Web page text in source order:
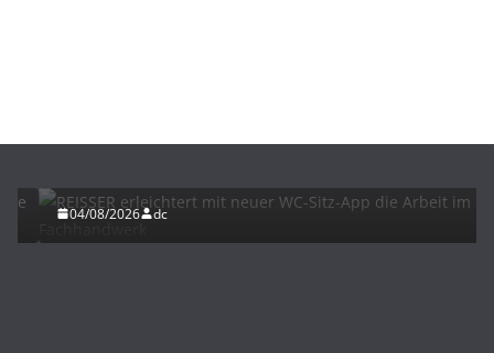
04/08/2026 dc